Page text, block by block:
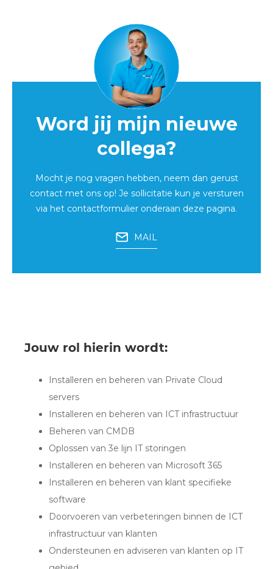
Word jij mijn nieuwe
collega?
Mocht je nog vragen hebben, neem dan gerust
contact met ons op! Je sollicitatie kun je versturen
via het contactformulier onderaan deze pagina.
MAIL
Jouw rol hierin wordt:
Installeren en beheren van Private Cloud
servers
Installeren en beheren van ICT infrastructuur
Beheren van CMDB
Oplossen van 3e lijn IT storingen
Installeren en beheren van Microsoft 365
Installeren en beheren van klant specifieke
software
Doorvoeren van verbeteringen binnen de ICT
infrastructuur van klanten
Ondersteunen en adviseren van klanten op IT